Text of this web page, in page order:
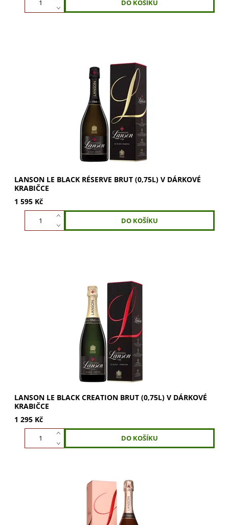
Lanson Le Black Réserve Brut – prémiové šampaňské
Lanson Le Black Réserve Brut představuje vrchol
řemeslné preciznosti slavného šampaňského domu,...
LANSON LE BLACK RÉSERVE BRUT (0,75L) V DÁRKOVÉ
KRABIČCE
1 595 Kč
Lanson Le Black Creation Brut 0,75l v dárkové krabičce.
Pikantní vůně hrušek, jablek a citrusů s tóny pečiva.
Velkorysá, ovocná a svěží chuť s...
LANSON LE BLACK CREATION BRUT (0,75L) V DÁRKOVÉ
KRABIČCE
1 295 Kč
Lanson Le Rosé Création Brut 0,75l v dárkové krabičce.
Jemná vůně malin, granátového jablka a růží. Chuť
ovocná, svěží s tóny jahod a rybízu....